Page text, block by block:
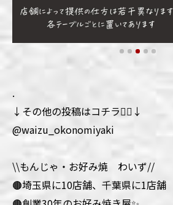
.
↓その他の投稿はコチラ💁‍♀️↓
@waizu_okonomiyaki
\\もんじゃ・お好み焼 わいず//
🟤埼玉県に10店舗、千葉県に1店舗